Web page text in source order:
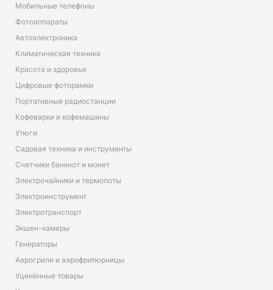
Мобильные телефоны
Фотоаппараты
Автоэлектроника
Климатическая техника
Красота и здоровье
Цифровые фоторамки
Портативные радиостанции
Кофеварки и кофемашины
Утюги
Садовая техника и инструменты
Счетчики банкнот и монет
Электрочайники и термопоты
Электроинструмент
Электротранспорт
Экшен-камеры
Генераторы
Аэрогрили и аэрофритюрницы
Уценённые товары